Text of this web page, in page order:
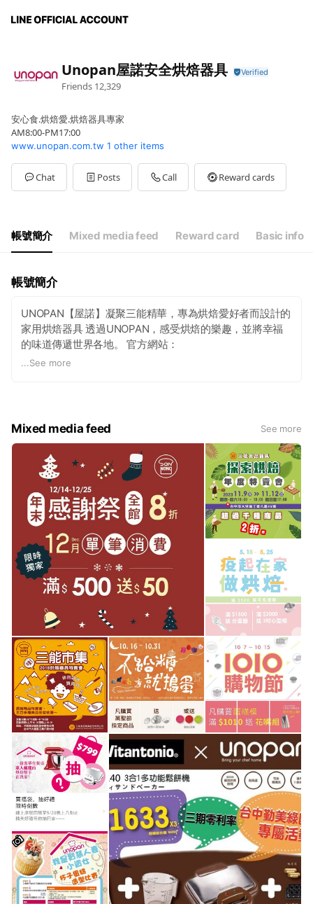
Unopan屋諾安全烘焙器具
Friends 12,329
安心食.烘焙愛.烘焙器具專家
AM8:00-PM17:00
www.unopan.com.tw 1 other items
Chat Posts Call Reward cards
帳號簡介 Mixed media feed Reward card Basic info
帳號簡介
UNOPAN【屋諾】凝聚三能精華，專為烘焙愛好者而設計的
家用烘焙器具 透過UNOPAN，感受烘焙的樂趣，並將幸福
的味道傳遞世界各地。 官方網站：
http://www.unopan.com.tw
...See more
Mixed media feed See more